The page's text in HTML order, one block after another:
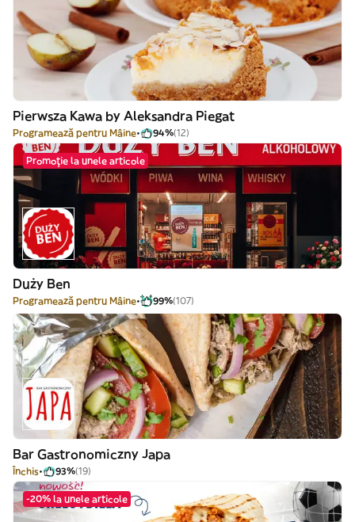
Pierwsza Kawa by Aleksandra Piegat
Programează pentru Mâine 94%(12)
Promoție la unele articole
Duży Ben
Programează pentru Mâine 99%(107)
Bar Gastronomiczny Japa
Închis 93%(19)
-20% la unele articole